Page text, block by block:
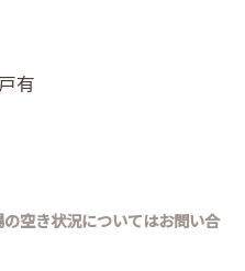
有
空き状況についてはお問い合